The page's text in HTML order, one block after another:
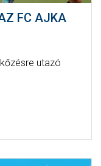
FC AJKA
utazó